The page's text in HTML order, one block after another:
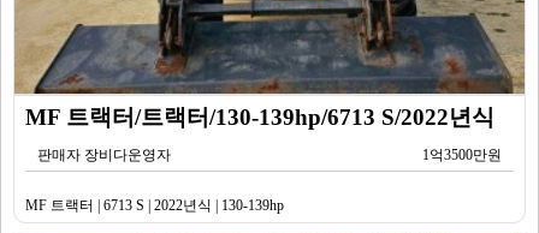
MF 트랙터/트랙터/130-139hp/6713 S/2022년식
판매자 장비다운영자 1억3500만원
MF 트랙터 | 6713 S | 2022년식 | 130-139hp